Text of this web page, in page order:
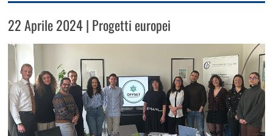
22 Aprile 2024 | Progetti europei